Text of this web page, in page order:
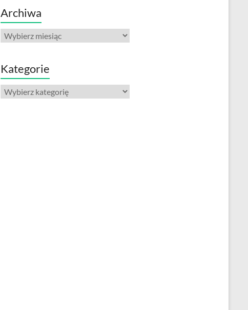
Archiwa
Archiwa
Kategorie
Kategorie